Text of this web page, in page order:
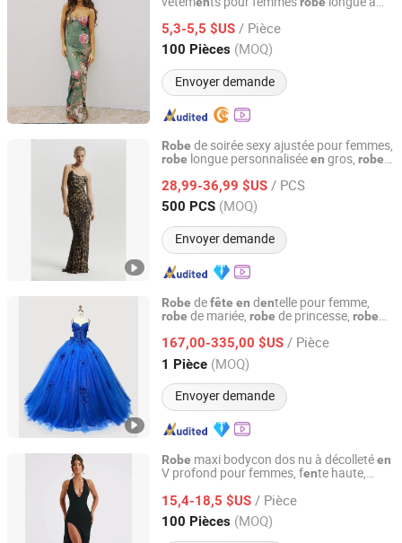
5,3-5,5 $US / Pièce
100 Pièces (MOQ)
Envoyer demande
Guangdong Vincenia Trading Co., Ltd.
Guangdong, China Depuis 2022
Robe de soirée sexy ajustée pour femmes,
robe longue personnaliséeen gros, robe
satin à imprimé léopard,robe
luxe, robe formelle
28,99-36,99 $US / PCS
500 PCS (MOQ)
Envoyer demande
Jiaxing Layo Imp. & Exp. Group Co., Ltd.
Zhejiang, China Depuis 2016
Robe defête en dentelle pour femme,
robe de mariée, robe de princesse, robe
quinceanera, bleu princesse, sans épaule,
décolletéencœur
167,00-335,00 $US / Pièce
1 Pièce (MOQ)
Envoyer demande
Chaozhou City Snow Pear Fashion Co., Ltd.
Guangdong, China Depuis 2026
Robe maxi bodycon dos nu à décolletéen
V profond pour femmes, fente haute,
15,4-18,5 $US / Pièce
100 Pièces (MOQ)
Guangzhou Yefeng Clothing Co., Ltd.
Guangdong, China Depuis 2026